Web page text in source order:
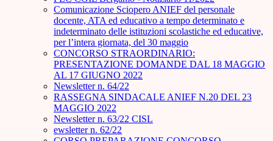
Comunicazione Sciopero ANIEF del personale
docente, ATA ed educativo a tempo determinato e
indeterminato delle istituzioni scolastiche ed educative,
per l’intera giornata, del 30 maggio
CONCORSO STRAORDINARIO:
PRESENTAZIONE DOMANDE DAL 18 MAGGIO
AL 17 GIUGNO 2022
Newsletter n. 64/22
RASSEGNA SINDACALE ANIEF N.20 DEL 23
MAGGIO 2022
Newsletter n. 63/22 CISL
ewsletter n. 62/22